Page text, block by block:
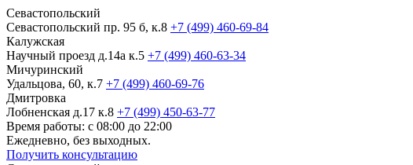
Севастопольский
Севастопольский пр. 95 б, к.8 +7 (499) 460-69-84
Калужская
Научный проезд д.14а к.5 +7 (499) 460-63-34
Мичуринский
Удальцова, 60, к.7 +7 (499) 460-69-76
Дмитровка
Лобненская д.17 к.8 +7 (499) 450-63-77
Время работы: с 08:00 до 22:00
Ежедневно, без выходных.
Получить консультацию